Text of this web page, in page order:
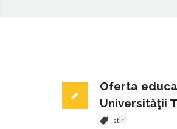
Oferta
Universităţii
stiri